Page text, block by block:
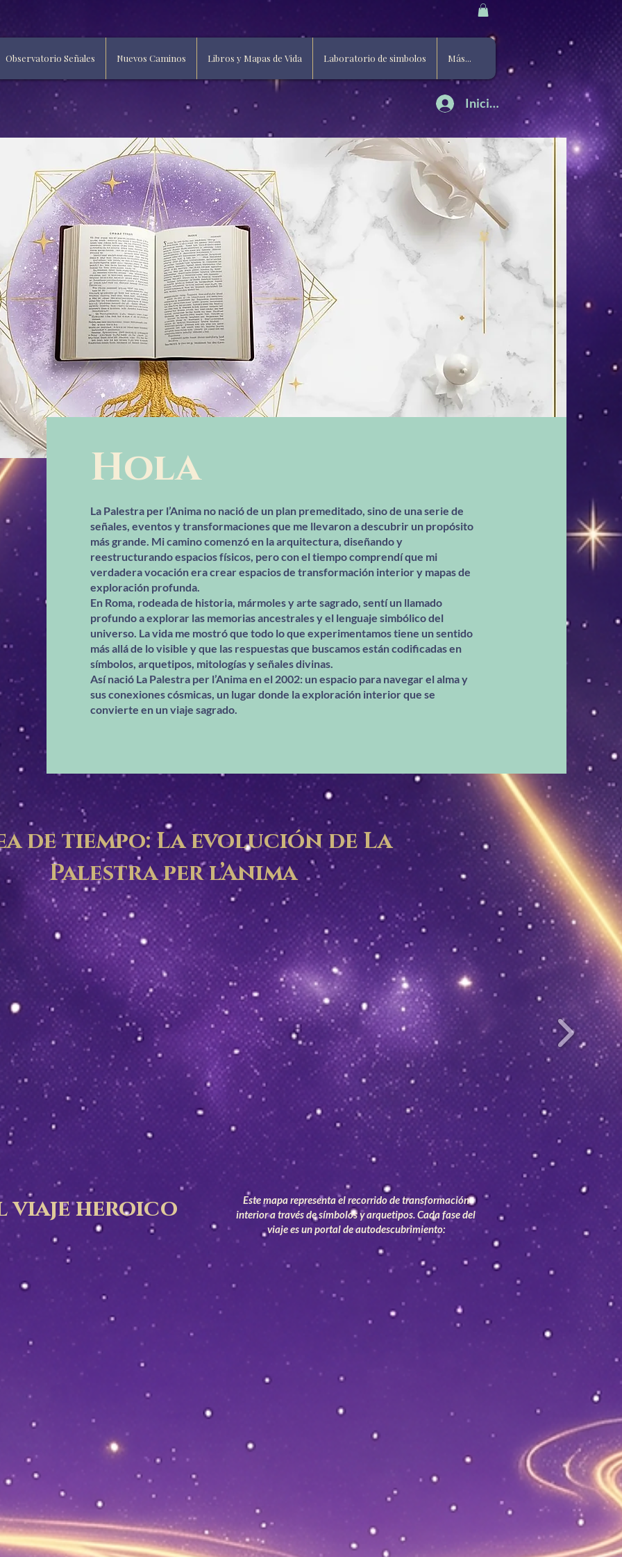
Observatorio Señales Nuevos Caminos Libros y Mapas de Vida Laboratorio de simbolos Más...
Iniciar sesión
Hola
La Palestra per l’Anima no nació de un plan premeditado, sino de una serie de
señales, eventos y transformaciones que me llevaron a descubrir un propósito
más grande. Mi camino comenzó en la arquitectura, diseñando y
reestructurando espacios físicos, pero con el tiempo comprendí que mi
verdadera vocación era crear espacios de transformación interior y mapas de
exploración profunda.
En Roma, rodeada de historia, mármoles y arte sagrado, sentí un llamado
profundo a explorar las memorias ancestrales y el lenguaje simbólico del
universo. La vida me mostró que todo lo que experimentamos tiene un sentido
más allá de lo visible y que las respuestas que buscamos están codificadas en
símbolos, arquetipos, mitologías y señales divinas.
Así nació La Palestra per l’Anima en el 2002: un espacio para navegar el alma y
sus conexiones cósmicas, un lugar donde la exploración interior que se
convierte en un viaje sagrado.
de tiempo: La evolución de La
Palestra per l’Anima
viaje heroico
Este mapa representa el recorrido de transformación
interior a través de símbolos y arquetipos. Cada fase del
viaje es un portal de autodescubrimiento: